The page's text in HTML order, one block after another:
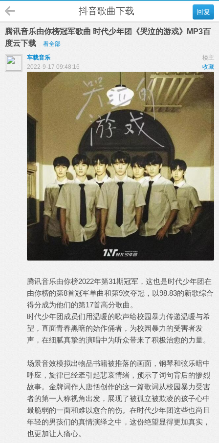
回复
抖音歌曲下载
腾讯音乐由你榜冠军歌曲 时代少年团《哭泣的游戏》MP3百
度云下载
看全部
楼主
车载音乐
收藏
2022-9-17 09:48:16
腾讯音乐由你榜2022年第31期冠军，这也是时代少年团在
由你榜的第8首冠军单曲和第9次夺冠，以98.83的新歌综合
得分成为他们的第17首高分歌曲。
时代少年团成员们用温暖的歌声给校园暴力传递温暖与希
望，直面青春黑暗的始作俑者，为校园暴力的受害者发
声，在细腻真挚的演唱中为听众带来了积极治愈的力量。
场景音效模拟出物品书籍被推落的画面，钢琴和弦乐暗中
呼应，旋律已经牵引起悲哀情绪，预示了词句背后的惨烈
故事。金牌词作人唐恬创作的这一篇歌词从校园暴力受害
者的第一人称视角出发，展现了被孤立被欺凌的孩子心中
最脆弱的一面和难以愈合的伤。在时代少年团这些也尚且
年轻的男孩们的真情演绎之中，这份绝望显得更加真实，
也更加让人痛心。